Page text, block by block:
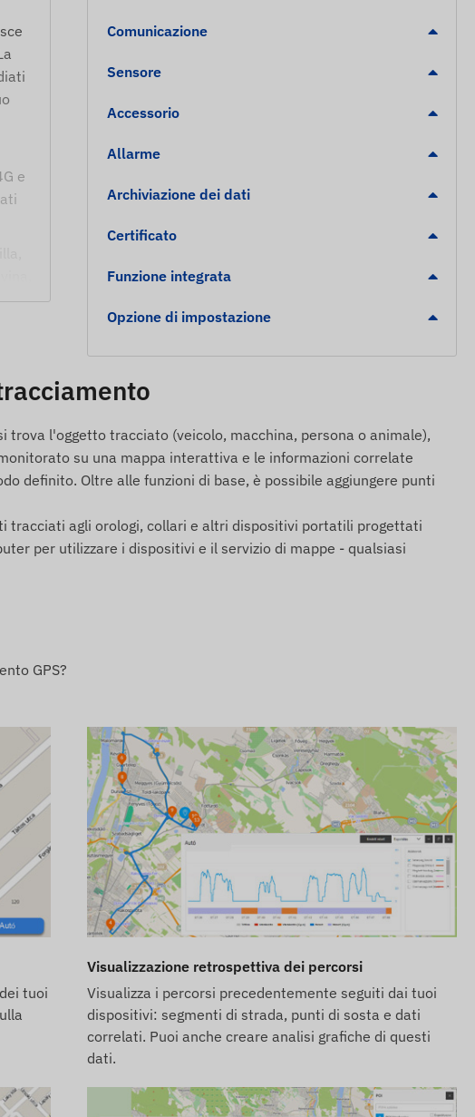
e
e
Comunicazione
Sensore
Accessorio
Allarme
Archiviazione dei dati
Certificato
Funzione integrata
Opzione di impostazione
l'oggetto tracciato (veicolo, macchina, persona o animale),
su una mappa interattiva e le informazioni correlate
definito. Oltre alle funzioni di base, è possibile aggiungere punti
tracciati agli orologi, collari e altri dispositivi portatili progettati
per utilizzare i dispositivi e il servizio di mappe - qualsiasi
GPS?
tuoi
Visualizzazione retrospettiva dei percorsi
Visualizza i percorsi precedentemente seguiti dai tuoi
dispositivi: segmenti di strada, punti di sosta e dati
correlati. Puoi anche creare analisi grafiche di questi
dati.